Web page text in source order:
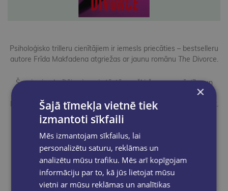
Psiholoģisko trilleru cienītājiem ir iemesls priecāties – bestselleru
autore Frīda Makfadena atgriežas ar jaunu romānu The Divorce.
Šoreiz viņa lasītājus ierauj stāstā par šķiršanos, apsēstību un
noslēpumiem, kas slēpjas aiz šķietami pazīstamām sejām. Kad
Naomi vīrs izvēlas citu sievieti, viņa nespēj vienkārši doties tālāk.
Interese par bijušā vīra jauno partneri pamazām pārvēršas
bīstamā apsēstībā, atklājot patiesības, kuras neviens nebija
gatavs ieraudzīt.
Grāmata pieejama visās GLOBUSS grāmatnīcās un e-veikalā.
Lai iegādātos e-veikalā,SPIED ŠEIT
×
Šajā tīmekļa vietnē tiek
izmantoti sīkfaili
Mēs izmantojam sīkfailus, lai
personalizētu saturu, reklāmas un
analizētu mūsu trafiku. Mēs arī kopīgojam
informāciju par to, kā jūs lietojat mūsu
vietni ar mūsu reklāmas un analītikas